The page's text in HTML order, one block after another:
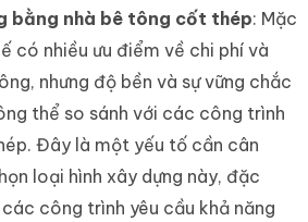
bằng nhà bê tông cốt thép: Mặc
có nhiều ưu điểm về chi phí và
nhưng độ bền và sự vững chắc
thể so sánh với các công trình
Đây là một yếu tố cần cân
loại hình xây dựng này, đặc
công trình yêu cầu khả năng